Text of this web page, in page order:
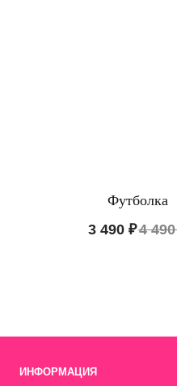
Футболка
3 490 ₽4 490